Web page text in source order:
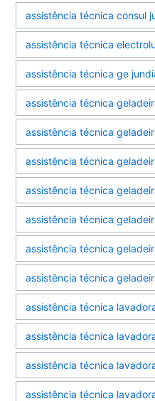
assistência técnica consul
assistência técnica
assistência técnica ge
assistência técnica
assistência técnica
assistência técnica
assistência técnica
assistência técnica
assistência técnica
assistência técnica
assistência técnica
assistência técnica
assistência técnica
assistência técnica